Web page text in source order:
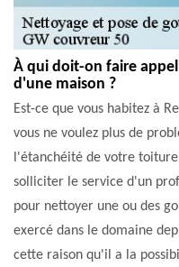
À qui doit-on faire
d'une maison ?
Est-ce que vous habitez à
vous ne voulez plus de
l'étanchéité de votre
solliciter le service d'un
pour nettoyer une ou des
exercé dans le domaine
cette raison qu'il a la